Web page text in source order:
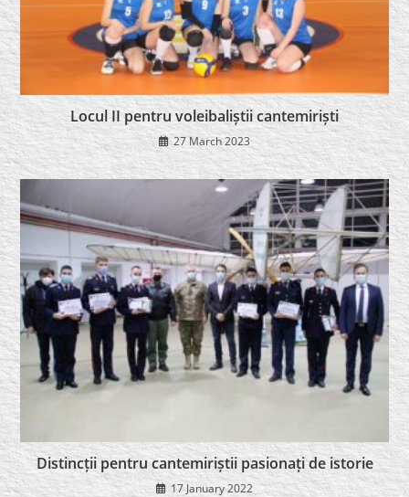
Locul II pentru voleibaliștii cantemiriști
27 March 2023
Distincții pentru cantemiriștii pasionați de istorie
17 January 2022